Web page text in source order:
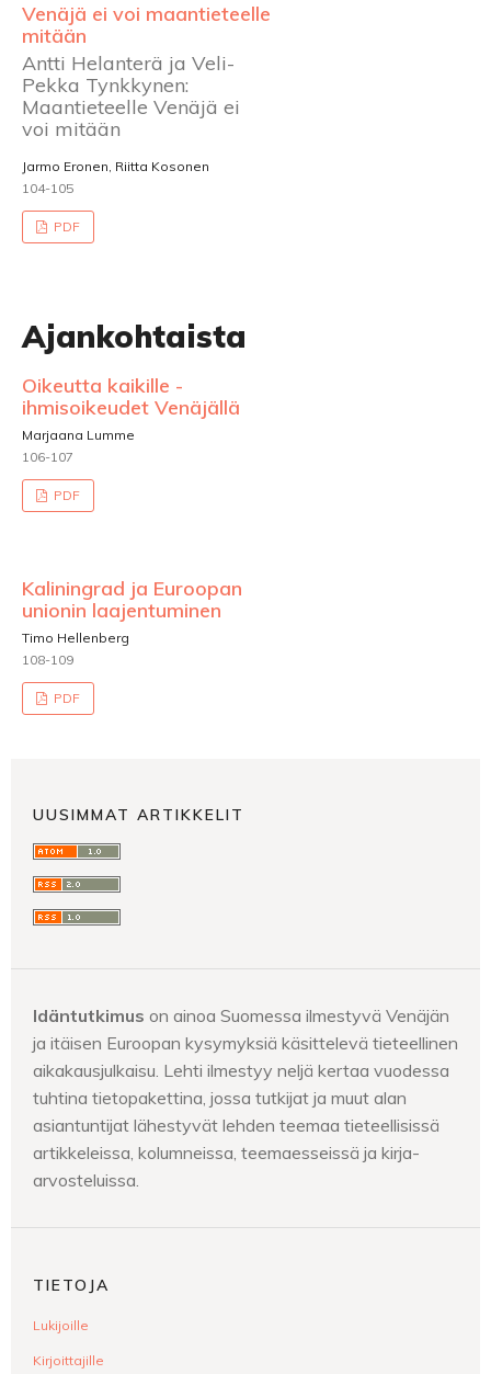
Venäjä ei voi maantieteelle
mitään
Antti Helanterä ja Veli-
Pekka Tynkkynen:
Maantieteelle Venäjä ei
voi mitään
Jarmo Eronen, Riitta Kosonen
104-105
PDF
Ajankohtaista
Oikeutta kaikille -
ihmisoikeudet Venäjällä
Marjaana Lumme
106-107
PDF
Kaliningrad ja Euroopan
unionin laajentuminen
Timo Hellenberg
108-109
PDF
UUSIMMAT ARTIKKELIT
Idäntutkimus on ainoa Suomessa ilmestyvä Venäjän
ja itäisen Euroopan kysymyksiä käsittelevä tieteellinen
aikakausjulkaisu. Lehti ilmestyy neljä kertaa vuodessa
tuhtina tietopakettina, jossa tutkijat ja muut alan
asiantuntijat lähestyvät lehden teemaa tieteellisissä
artikkeleissa, kolumneissa, teemaesseissä ja kirja-
arvosteluissa.
TIETOJA
Lukijoille
Kirjoittajille